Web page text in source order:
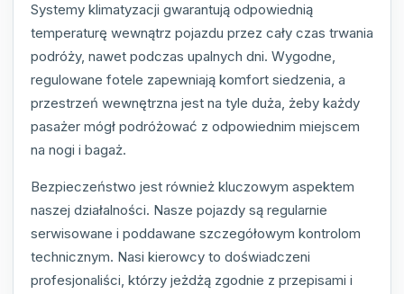
Systemy klimatyzacji gwarantują odpowiednią
temperaturę wewnątrz pojazdu przez cały czas trwania
podróży, nawet podczas upalnych dni. Wygodne,
regulowane fotele zapewniają komfort siedzenia, a
przestrzeń wewnętrzna jest na tyle duża, żeby każdy
pasażer mógł podróżować z odpowiednim miejscem
na nogi i bagaż.
Bezpieczeństwo jest również kluczowym aspektem
naszej działalności. Nasze pojazdy są regularnie
serwisowane i poddawane szczegółowym kontrolom
technicznym. Nasi kierowcy to doświadczeni
profesjonaliści, którzy jeżdżą zgodnie z przepisami i